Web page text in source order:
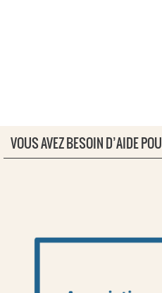
VOUS AVEZ BESOIN D’AIDE